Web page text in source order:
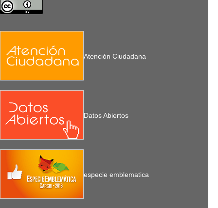
Atención Ciudadana
Datos Abiertos
especie emblematica